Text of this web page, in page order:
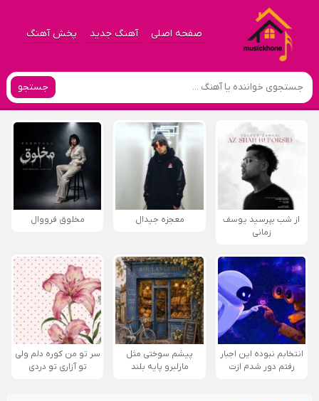
صفحه اصلی آهنگ جدید پخش آهنگ
جستجو
از شب بپرسید یوسف
زمانی
معجزه جیدال مخلوق فرووال
انتخابم نبوده این اجبار
رفتم دور شدم ازت
پیشم سوختی مثل
مارلبرو پایه بلند
سر تو من کوره دلم ولی
تو آزاری تو دردی